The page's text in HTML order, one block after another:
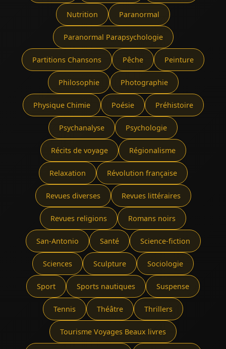
Nutrition Paranormal
Paranormal Parapsychologie
Partitions Chansons Pêche Peinture
Philosophie Photographie
Physique Chimie Poésie Préhistoire
Psychanalyse Psychologie
Récits de voyage Régionalisme
Relaxation Révolution française
Revues diverses Revues littéraires
Revues religions Romans noirs
San-Antonio Santé Science-fiction
Sciences Sculpture Sociologie
Sport Sports nautiques Suspense
Tennis Théâtre Thrillers
Tourisme Voyages Beaux livres